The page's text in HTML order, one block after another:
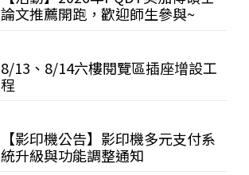
論文推薦開跑，歡迎師生參與~
8/13、8/14六樓閱覽區插座增設工
程
【影印機公告】影印機多元支付系
統升級與功能調整通知